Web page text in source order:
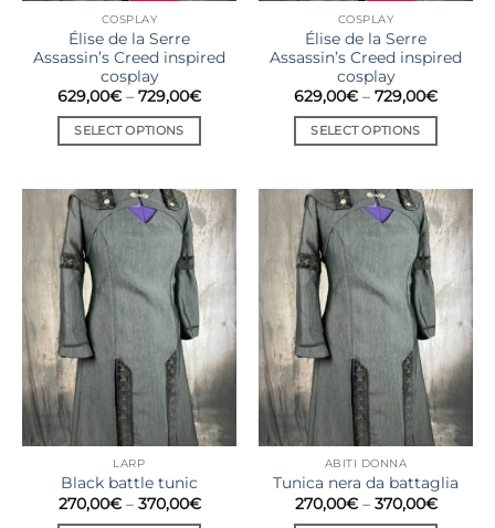
COSPLAY
Élise de la Serre
Assassin’s Creed inspired
cosplay
629,00€ – 729,00€
SELECT OPTIONS
COSPLAY
Élise de la Serre
Assassin’s Creed inspired
cosplay
629,00€ – 729,00€
SELECT OPTIONS
LARP
Black battle tunic
270,00€ – 370,00€
ABITI DONNA
Tunica nera da battaglia
270,00€ – 370,00€